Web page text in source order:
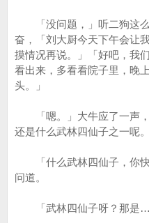
「没问题，」听二狗这么
奋，「刘大厨今天下午会让
摸情况再说。」「好吧，我
看出来，多看看院子里，晚
头。」
「嗯。」大牛应了一声，
还是什么武林四仙子之一呢。
「什么武林四仙子，你快
问道。
「武林四仙子呀？那是